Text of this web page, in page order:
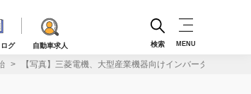
グ 自動車求人 検索 MENU
【写真】三菱電機、大型産業機器向けインバーター「